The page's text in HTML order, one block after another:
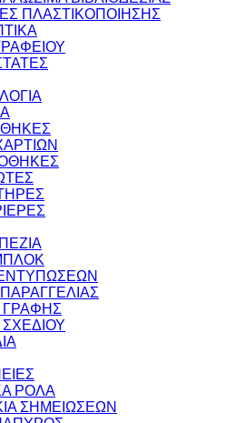
ΠΛΑΣΤΙΚΟΠΟΙΗΣΗΣ
ΕΝΤΥΠΩΣΕΩΝ
ΡΟΛΑ
ΣΗΜΕΙΩΣΕΩΝ